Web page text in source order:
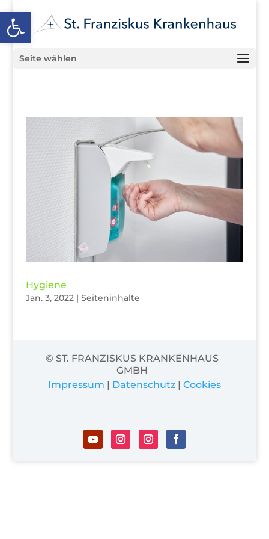
Seite wählen
Hygiene
Jan. 3, 2022| Seiteninhalte
© ST. FRANZISKUS KRANKENHAUS
GMBH
Impressum | Datenschutz | Cookies
Open toolbar